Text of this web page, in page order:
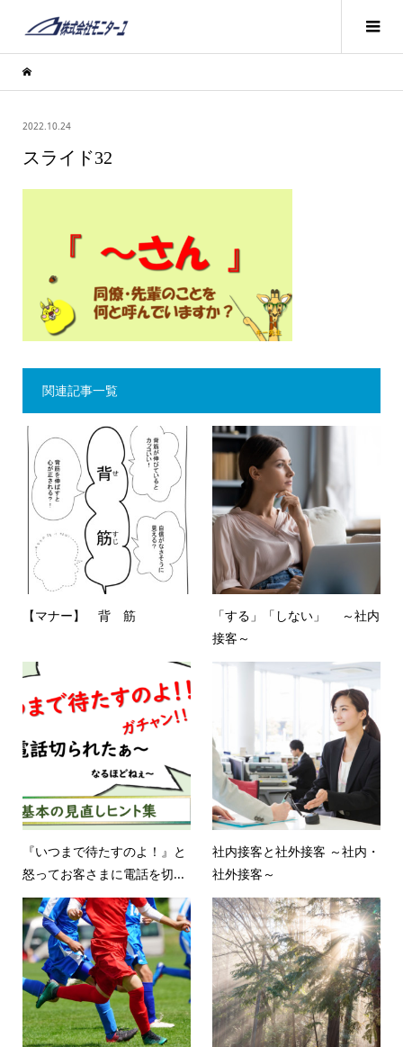
2022.10.24
スライド32
関連記事一覧
【マナー】 背 筋
「する」「しない」 ～社内
接客～
『いつまで待たすのよ！』と
怒ってお客さまに電話を切...
社内接客と社外接客 ～社内・
社外接客～